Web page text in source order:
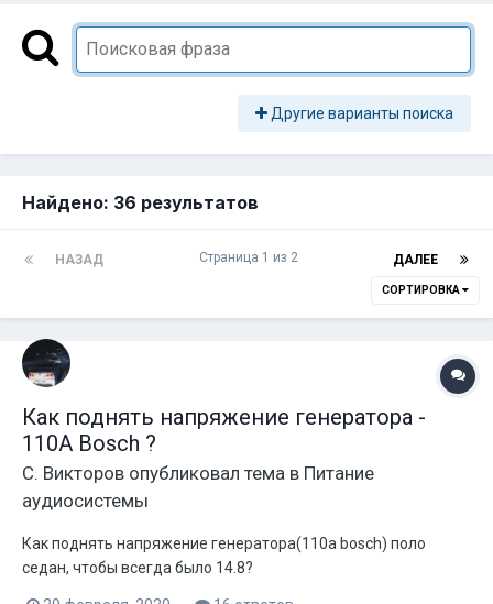
Другие варианты поиска
Найдено: 36 результатов
НАЗАД ДАЛЕЕ
Страница 1 из 2
СОРТИРОВКА
Как поднять напряжение генератора -
110A Bosch ?
С. Викторов опубликовал тема в Питание
аудиосистемы
Как поднять напряжение генератора(110а bosch) поло
седан, чтобы всегда было 14.8?